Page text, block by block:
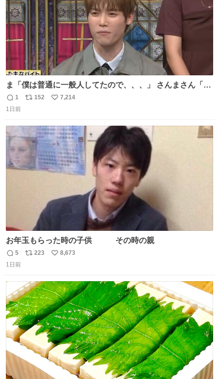
ま「僕は普通に一般人してたので、、、」 さんまさん「チ
ンパンジー⁉️」 しぬwwwwwwwwwwwwwwwwwwwww
返
信
1
リ
数
152
い
数
7,214
1日前
お年玉もらった時の子供 その時の親
返
信
5
リ
ト
数
223
い
数
8,673
1日前